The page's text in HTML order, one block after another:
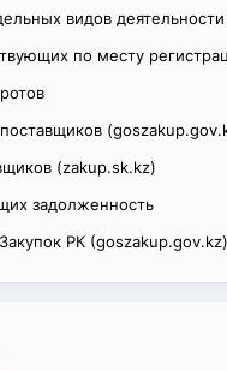
видов деятельности
по месту
(zakup.sk.kz)
задолженность
РК (goszakup.gov.kz)